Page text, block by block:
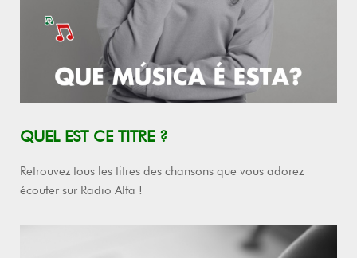
QUEL EST CE TITRE ?
Retrouvez tous les titres des chansons que vous adorez
écouter sur Radio Alfa !